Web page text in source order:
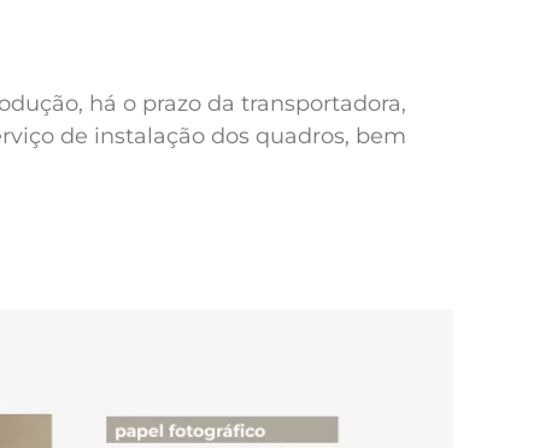
há o prazo da transportadora,
de instalação dos quadros, bem